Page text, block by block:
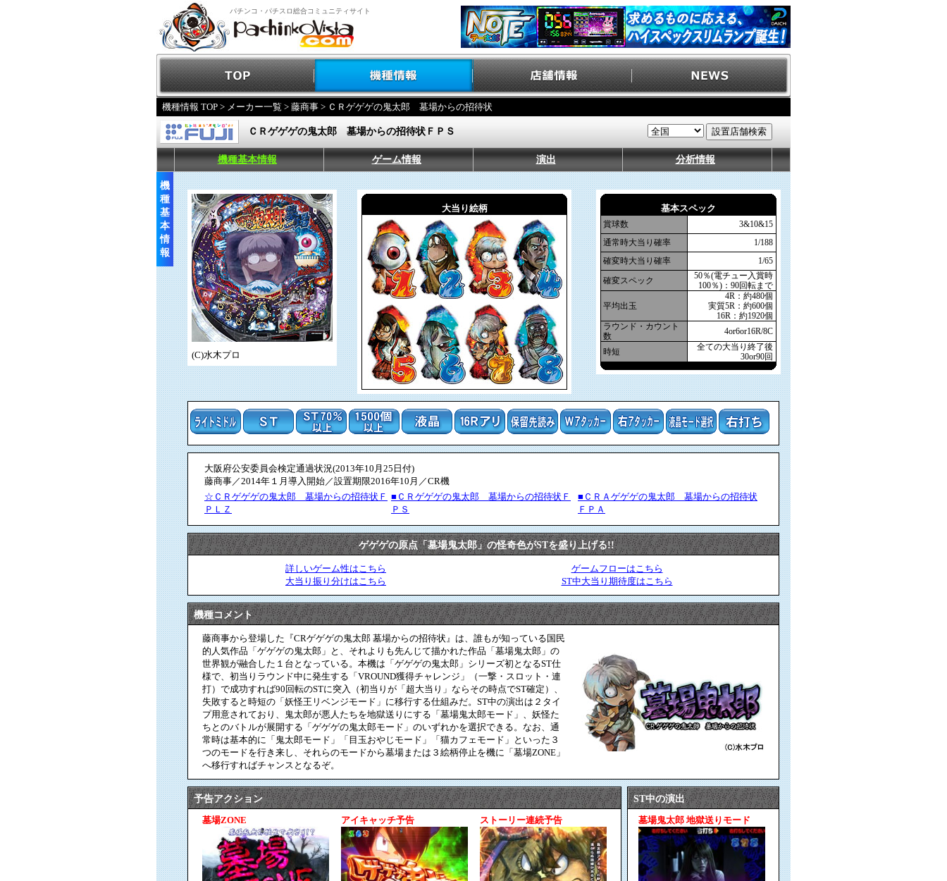
パチンコ・パチスロ総合コミュニティサイト
機種情報 TOP > メーカー一覧 > 藤商事 > ＣＲゲゲゲの鬼太郎 墓場からの招待状
ＣＲゲゲゲの鬼太郎 墓場からの招待状ＦＰＳ
機種基本情報 ゲーム情報 演出 分析情報
機
種
基
本
情
報
(C)水木プロ
大当り絵柄 基本スペック
賞球数
3&10&15
通常時大当り確率
1/188
確変時大当り確率
1/65
確変スペック
50％(電チュー入賞時
100％)：90回転まで
平均出玉
4R：約480個
実質5R：約600個
16R：約1920個
ラウンド・カウント
数
4or6or16R/8C
時短
全ての大当り終了後
30or90回
大阪府公安委員会検定通過状況(2013年10月25日付)
藤商事／2014年１月導入開始／設置期限2016年10月／CR機
☆ＣＲゲゲゲの鬼太郎 墓場からの招待状Ｆ
ＰＬＺ
■ＣＲゲゲゲの鬼太郎 墓場からの招待状Ｆ
ＰＳ
■ＣＲＡゲゲゲの鬼太郎 墓場からの招待状
ＦＰＡ
ゲゲゲの原点「墓場鬼太郎」の怪奇色がSTを盛り上げる!!
詳しいゲーム性はこちら
ゲームフローはこちら
大当り振り分けはこちら
ST中大当り期待度はこちら
機種コメント
藤商事から登場した『CRゲゲゲの鬼太郎 墓場からの招待状』は、誰もが知っている国民
的人気作品「ゲゲゲの鬼太郎」と、それよりも先んじて描かれた作品「墓場鬼太郎」の
世界観が融合した１台となっている。本機は「ゲゲゲの鬼太郎」シリーズ初となるST仕
様で、初当りラウンド中に発生する「VROUND獲得チャレンジ」（一撃・スロット・連
打）で成功すれば90回転のSTに突入（初当りが「超大当り」ならその時点でST確定）、
失敗すると時短の「妖怪王リベンジモード」に移行する仕組みだ。ST中の演出は２タイ
プ用意されており、鬼太郎が悪人たちを地獄送りにする「墓場鬼太郎モード」、妖怪た
ちとのバトルが展開する「ゲゲゲの鬼太郎モード」のいずれかを選択できる。なお、通
常時は基本的に「鬼太郎モード」「目玉おやじモード」「猫カフェモード」といった３
つのモードを行き来し、それらのモードから墓場または３絵柄停止を機に「墓場ZONE」
へ移行すればチャンスとなるぞ。
予告アクション
墓場ZONE
アイキャッチ予告 ストーリー連続予告
ST中の演出
墓場鬼太郎 地獄送りモード